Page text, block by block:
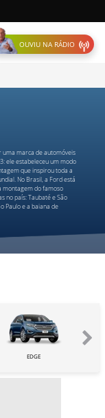
OUVIU NA RÁDIO
uma marca de automóveis
ele estabeleceu um modo
que inspirou toda a
No Brasil, a Ford está
montagem do famoso
no país: Taubaté e São
Paulo e a baiana de
EDGE